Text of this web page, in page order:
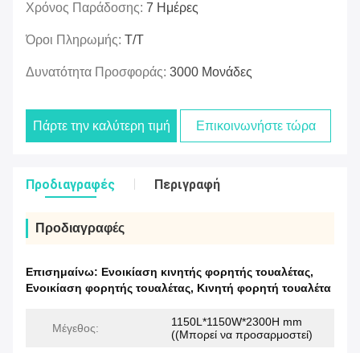
Χρόνος Παράδοσης: 7 Ημέρες
Όροι Πληρωμής: Τ/Τ
Δυνατότητα Προσφοράς: 3000 Μονάδες
Πάρτε την καλύτερη τιμή Επικοινωνήστε τώρα
Προδιαγραφές Περιγραφή
Προδιαγραφές
Επισημαίνω: Ενοικίαση κινητής φορητής τουαλέτας,
Ενοικίαση φορητής τουαλέτας, Κινητή φορητή τουαλέτα
Μέγεθος:
1150L*1150W*2300H mm
((Μπορεί να προσαρμοστεί)